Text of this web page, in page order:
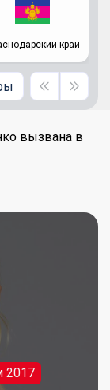
край
вызвана в
2017